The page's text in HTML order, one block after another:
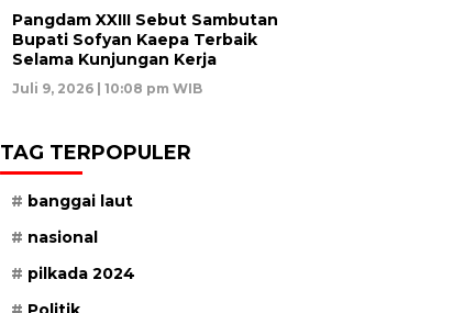
Pangdam XXIII Sebut Sambutan
Bupati Sofyan Kaepa Terbaik
Selama Kunjungan Kerja
Juli 9, 2026 | 10:08 pm WIB
TAG TERPOPULER
banggai laut
nasional
pilkada 2024